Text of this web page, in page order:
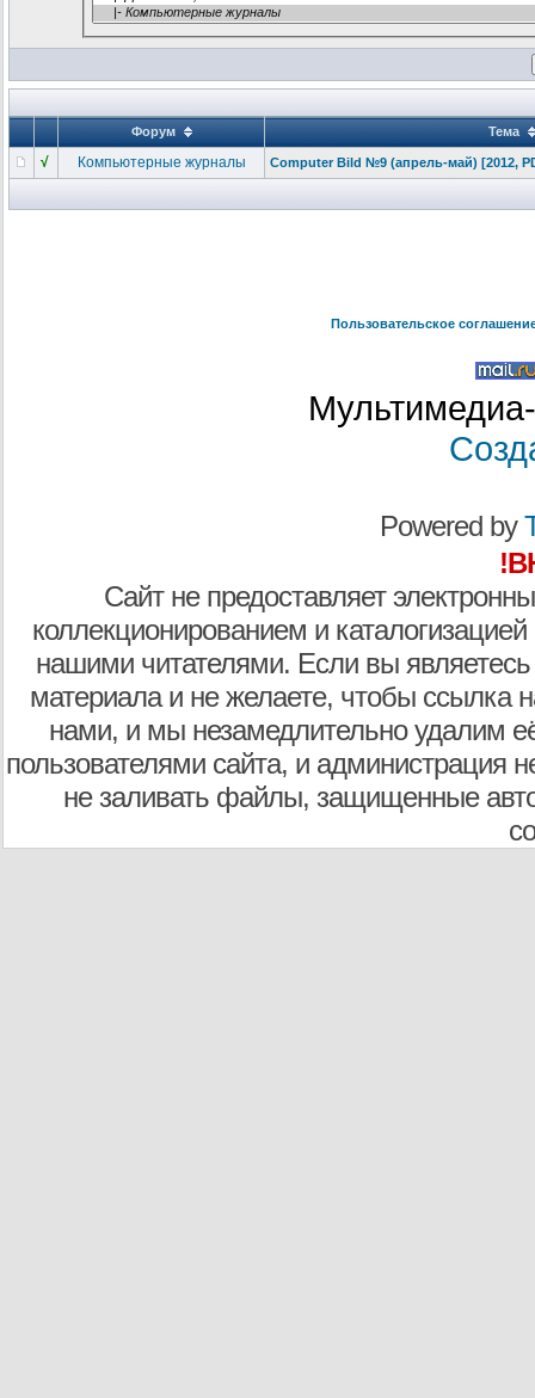
Форум Тема
√ Компьютерные журналы Computer Bild №9 (апрель-май) [2012,
Пользовательское
Powered by
Сайт не предоставляет
коллекционированием и
нашими читателями. Если вы являетесь
материала и не желаете, чтобы ссылка
нами, и мы незамедлительно удалим
пользователями сайта, и администрация
не заливать файлы, защищенные